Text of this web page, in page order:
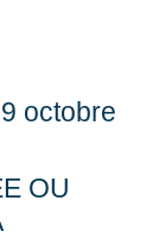
octobre
OU